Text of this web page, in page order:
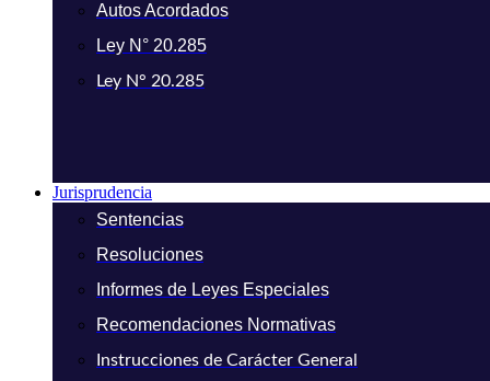
Autos Acordados
Ley N° 20.285
Ley N° 20.285
Jurisprudencia
Sentencias
Resoluciones
Informes de Leyes Especiales
Recomendaciones Normativas
Instrucciones de Carácter General